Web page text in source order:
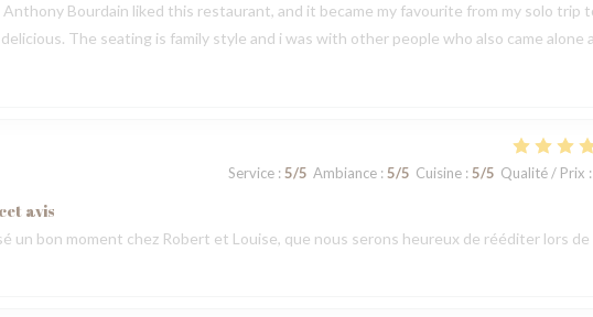
Bourdain liked this restaurant, and it became my favourite from my solo trip
The seating is family style and i was with other people who also came alone
Service: 5/5 Ambiance: 5/5 Cuisine: 5/5 Qualité / Prix :
avis
un bon moment chez Robert et Louise, que nous serons heureux de rééditer lors de